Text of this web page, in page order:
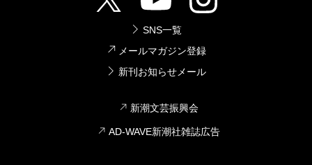
SNS一覧
メールマガジン登録
新刊お知らせメール
新潮文芸振興会
AD-WAVE新潮社雑誌広告